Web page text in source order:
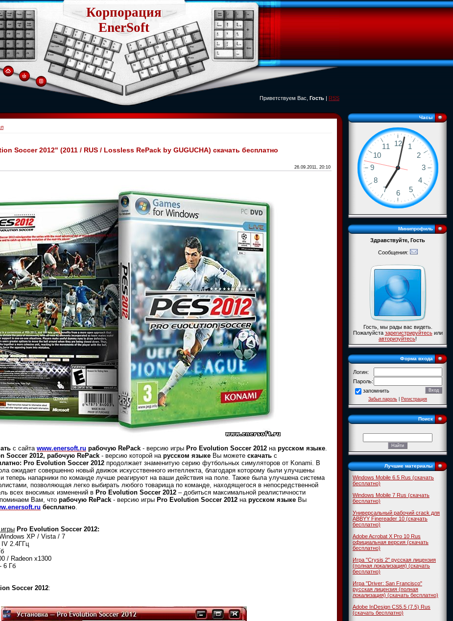
Корпорация
EnerSoft
Приветствуем Вас, Гость|RSS
Soccer 2012" (2011 / RUS / Lossless RePack by GUGUCHA) скачать бесплатно
26.09.2011, 20:10
с сайта www.enersoft.ru рабочую RePack - версию игры Pro Evolution Soccer 2012 на русском языке
Soccer 2012, рабочую RePack - версию которой на русском языке Вы можете скачать с
Pro Evolution Soccer 2012 продолжает знаменитую серию футбольных симуляторов от Konami. В
ожидает совершенно новый движок искусственного интеллекта, благодаря которому были улучшены
теперь напарники по команде лучше реагируют на ваши действия на поле. Также была улучшена система
позволяющая легко выбирать любого товарища по команде, находящегося в непосредственной
всех вносимых изменений в Pro Evolution Soccer 2012 – добиться максимальной реалистичности
Вам, что рабочую RePack - версию игры Pro Evolution Soccer 2012 на русском языке Вы
бесплатно
Pro Evolution Soccer 2012:
XP / Vista / 7
2.4ГГц
/ Radeon x1300
6 Гб
Soccer 2012:
Часы
Минипрофиль
Здравствуйте, Гость
Сообщения:
Гость, мы рады вас видеть.
Пожалуйстазарегистрируйтесьили
авторизуйтесь!
Форма входа
Логин:
Пароль:
запомнить
Забыл пароль|Регистрация
Поиск
Лучшие материалы
Windows Mobile 6.5 Rus (скачать
бесплатно)
Windows Mobile 7 Rus (скачать
бесплатно)
Универсальный рабочий crack для
ABBYY Finereader 10 (скачать
бесплатно)
Adobe Acrobat X Pro 10 Rus
официальная версия (скачать
бесплатно)
Игра "Crysis 2" русская лицензия
(полная локализация) (скачать
бесплатно)
Игра "Driver: San Francisco"
русская лицензия (полная
локализация) (скачать бесплатно)
Adobe InDesign CS5.5 (7.5) Rus
(скачать бесплатно)